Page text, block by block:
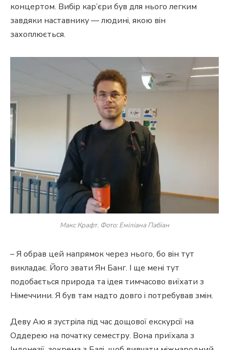
концертом. Вибір кар’єри був для нього легким
завдяки наставнику — людині, якою він
захоплюється.
Макс Крафт. Фото: Еміліана Пабіан
– Я обрав цей напрямок через нього, бо він тут
викладає. Його звати Ян Банг. І ще мені тут
подобається природа та ідея тимчасово виїхати з
Німеччини. Я був там надто довго і потребував змін.
Деву Аю я зустріла під час дощової екскурсії на
Оддерею на початку семестру. Вона приїхала з